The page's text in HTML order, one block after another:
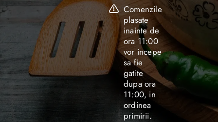
Comenzile
plasate
inainte de
ora 11:00
vor incepe
sa fie
gatite
dupa ora
11:00, in
ordinea
primirii.